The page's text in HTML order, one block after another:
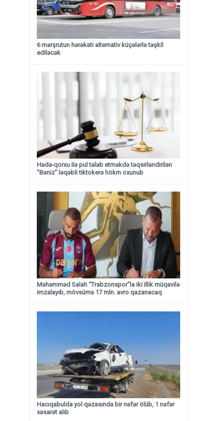
6 marşrutun hərəkəti alternativ küçələrlə təşkil
ediləcək
Hədə-qorxu ilə pul tələb etməkdə təqsirləndirilən
"Bəniz" ləqəbli tiktokerə hökm oxunub
Məhəmməd Salah “Trabzonspor”la iki illik müqavilə
imzalayıb, mövsümə 17 mln. avro qazanacaq
Hacıqabulda yol qəzasında bir nəfər ölüb, 1 nəfər
xəsarət alıb